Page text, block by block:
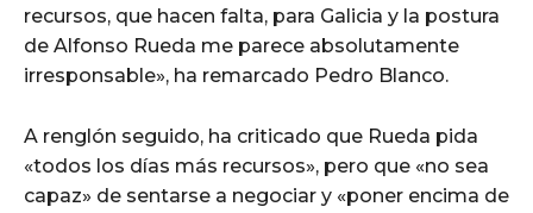
recursos, que hacen falta, para Galicia y la postura
de Alfonso Rueda me parece absolutamente
irresponsable», ha remarcado Pedro Blanco.
A renglón seguido, ha criticado que Rueda pida
«todos los días más recursos», pero que «no sea
capaz» de sentarse a negociar y «poner encima de